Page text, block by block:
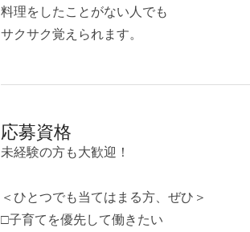
料理をしたことがない人でも
サクサク覚えられます。
応募資格
未経験の方も大歓迎！
＜ひとつでも当てはまる方、ぜひ＞
□子育てを優先して働きたい